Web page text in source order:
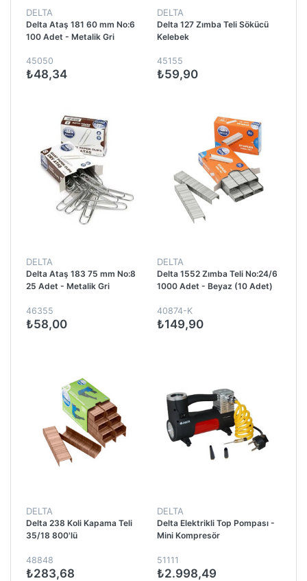
DELTA
Delta Ataş 181 60 mm No:6
100 Adet - Metalik Gri
45050
₺48,34
DELTA
Delta 127 Zımba Teli Sökücü
Kelebek
45155
₺59,90
DELTA
Delta Ataş 183 75 mm No:8
25 Adet - Metalik Gri
46355
₺58,00
DELTA
Delta 1552 Zımba Teli No:24/6
1000 Adet - Beyaz (10 Adet)
40874-K
₺149,90
DELTA
Delta 238 Koli Kapama Teli
35/18 800'lü
48848
₺283,68
DELTA
Delta Elektrikli Top Pompası -
Mini Kompresör
51111
₺2.998,49